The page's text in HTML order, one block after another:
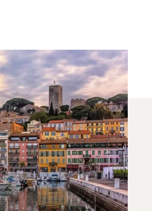
Między
Cannes — Londyn.